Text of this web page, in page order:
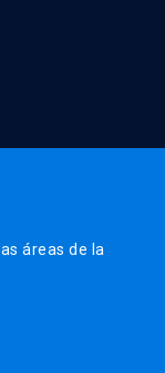
áreas de la